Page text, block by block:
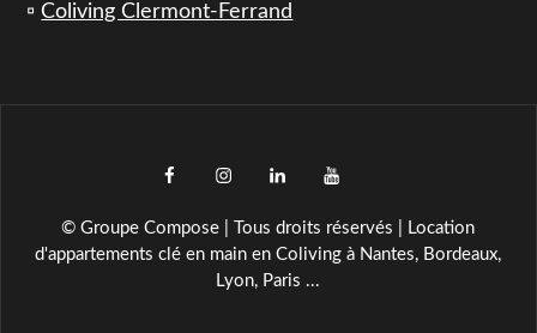
▫️Coliving Clermont-Ferrand
facebookinstagramLinkedInYouTube
© Groupe Compose | Tous droits réservés | Location
d'appartements clé en main en Coliving à Nantes, Bordeaux,
Lyon, Paris ...